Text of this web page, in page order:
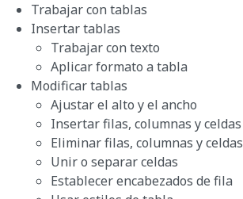
Trabajar con tablas
Insertar tablas
Trabajar con texto
Aplicar formato a tabla
Modificar tablas
Ajustar el alto y el ancho
Insertar filas, columnas y celdas
Eliminar filas, columnas y celdas
Unir o separar celdas
Establecer encabezados de fila